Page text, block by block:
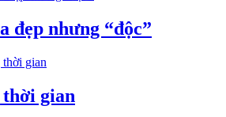
đẹp nhưng “độc”
thời gian